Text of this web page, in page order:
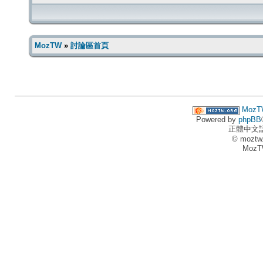
MozTW» 討論區首頁
Powered by phpBB
正體中文
©